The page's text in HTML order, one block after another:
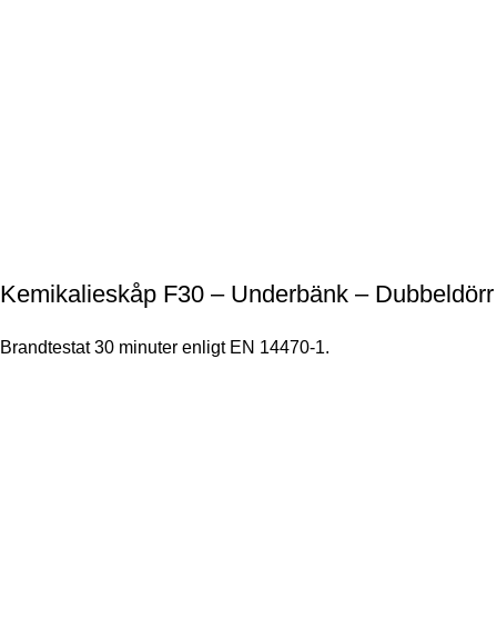
Kemikalieskåp F30 – Underbänk – Dubbeldörr
Brandtestat 30 minuter enligt EN 14470-1.